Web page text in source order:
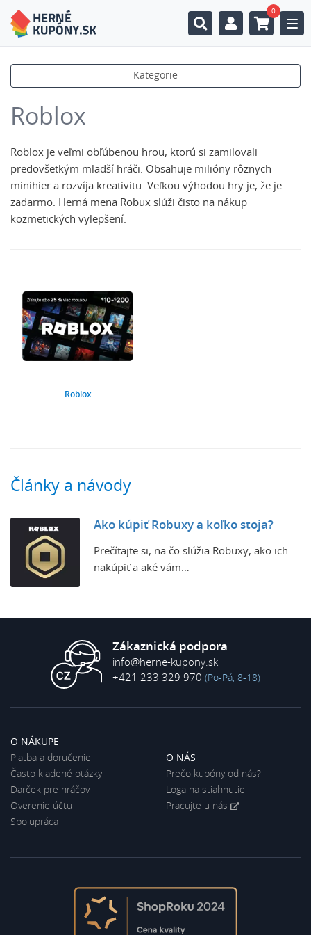
0
Kategorie
Roblox
Roblox je veľmi obľúbenou hrou, ktorú si zamilovali
predovšetkým mladší hráči. Obsahuje milióny rôznych
minihier a rozvíja kreativitu. Veľkou výhodou hry je, že je
zadarmo. Herná mena Robux slúži čisto na nákup
kozmetických vylepšení.
Roblox
Články a návody
Ako kúpiť Robuxy a koľko stoja?
Prečítajte si, na čo slúžia Robuxy, ako ich
nakúpiť a aké vám…
Zákaznická podpora
info@herne-kupony.sk
+421 233 329 970 (Po-Pá, 8-18)
O NÁKUPE
Platba a doručenie
Často kladené otázky
Darček pre hráčov
Overenie účtu
Spolupráca
O NÁS
Prečo kupóny od nás?
Loga na stiahnutie
Pracujte u nás